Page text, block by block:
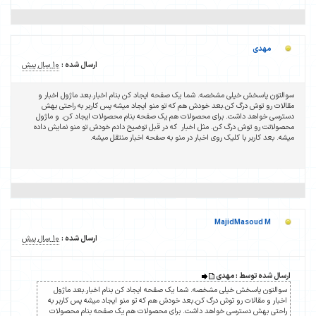
مهدی
ارسال شده : 10 سال پیش
سوالتون پاسخش خیلی مشخصه. شما یک صفحه ایجاد کن بنام اخبار.بعد ماژول اخبار و
مقالات رو توش درگ کن.بعد خودش هم که تو منو ایجاد میشه پس کاربر به راحتی بهش
دسترسی خواهد داشت. برای محصولات هم یک صفحه بنام محصولات ایجاد کن. و ماژول
محصولاتت رو توش درگ کن. مثل اخبار که در قبل توضیح دادم خودش تو منو نمایش داده
میشه. بعد کاربر با کلیک روی اخبار در منو به صفحه اخبار منتقل میشه.
MajidMasoud M
ارسال شده : 10 سال پیش
ارسال شده توسط : مهدی
سوالتون پاسخش خیلی مشخصه. شما یک صفحه ایجاد کن بنام اخبار.بعد ماژول
اخبار و مقالات رو توش درگ کن.بعد خودش هم که تو منو ایجاد میشه پس کاربر به
راحتی بهش دسترسی خواهد داشت. برای محصولات هم یک صفحه بنام محصولات